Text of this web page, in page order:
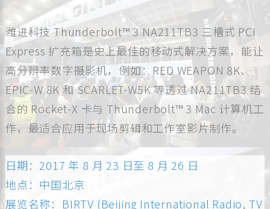
潍进科技 Thunderbolt™ 3 NA211TB3 三槽式 PCI
Express 扩充箱是史上最佳的移动式解决方案，能让
高分辨率数字摄影机，例如：RED WEAPON 8K、
EPIC-W 8K 和 SCARLET-W5K 等透过 NA211TB3 结
合的 Rocket-X 卡与 Thunderbolt™ 3 Mac 计算机工
作，最适合应用于现场剪辑和工作室影片制作。
日期：2017 年 8 月 23 日至 8 月 26 日
地点：中国北京
展览名称：BIRTV (Beijing International Radio, TV